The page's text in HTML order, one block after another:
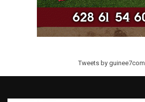
Tweets by guinee7com